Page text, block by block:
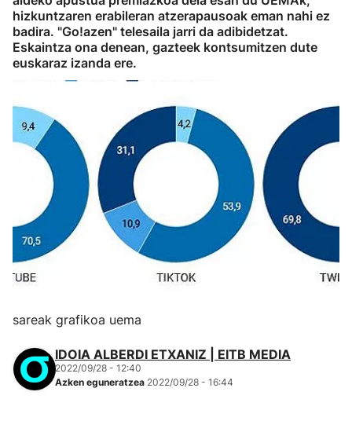
hizkuntzaren erabileran atzerapausoak eman nahi ez
badira. "Go!azen" telesaila jarri da adibidetzat.
Eskaintza ona denean, gazteek kontsumitzen dute
euskaraz izanda ere.
sareak grafikoa uema
IDOIA ALBERDI ETXANIZ | EITB MEDIA
2022/09/28 - 12:40
Azken eguneratzea 2022/09/28 - 16:44